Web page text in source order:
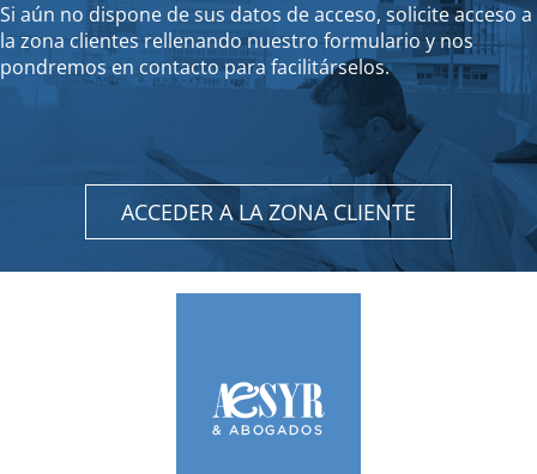
Si aún no dispone de sus datos de acceso, solicite acceso a
la zona clientes rellenando nuestro formulario y nos
pondremos en contacto para facilitárselos.
ACCEDER A LA ZONA CLIENTE